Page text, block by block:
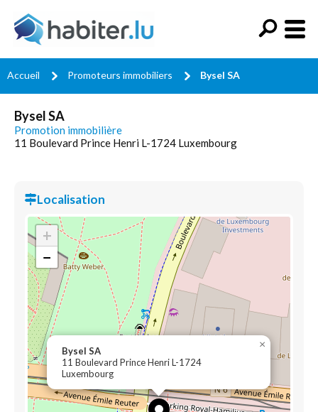
Accueil Promoteurs immobiliers Bysel SA
Bysel SA
Promotion immobilière
11 Boulevard Prince Henri L-1724 Luxembourg
Localisation
Bysel SA
11 Boulevard Prince Henri L-1724
Luxembourg
×
+
−